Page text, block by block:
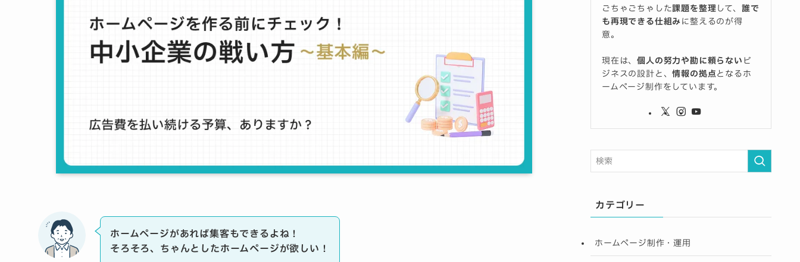
ホームページがあれば集客もできるよね！
そろそろ、ちゃんとしたホームページが欲しい！
ごちゃごちゃした課題を整理 して、 誰で
も再現できる仕組み に整えるのが得
意。
現在は、個人の努力や勘に頼らない ビ
ジネスの設計と、情報の拠点 となるホ
ームページ制作をしています。
カテゴリー
ホームページ制作・運用